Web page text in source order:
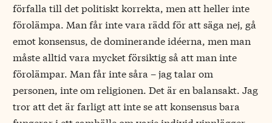
förfalla till det politiskt korrekta, men att heller inte
förolämpa. Man får inte vara rädd för att säga nej, gå
emot konsensus, de dominerande idéerna, men man
måste alltid vara mycket försiktig så att man inte
förolämpar. Man får inte såra – jag talar om
personen, inte om religionen. Det är en balansakt. Jag
tror att det är farligt att inte se att konsensus bara